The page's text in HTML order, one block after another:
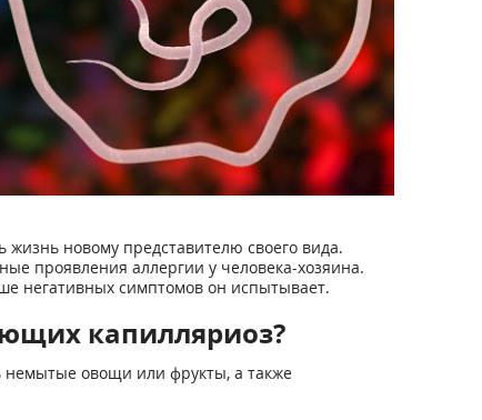
новому представителю своего вида.
проявления аллергии у человека-хозяина.
негативных симптомов он испытывает.
капилляриоз?
немытые овощи или фрукты, а также